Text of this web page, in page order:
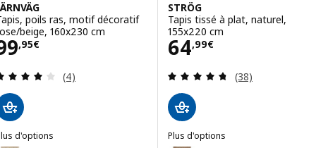
poils ras, motif décoratif
beige, 160x230 cm
,95€
99,95€
Révision: 4 hors de 5 étoiles. Nombre total de
(4)
d'options
STRÖG
Tapis tissé à plat, naturel,
155x220 cm
64,99€
Prix 64,99€
Révision: 4.7
(38)
Plus d'options